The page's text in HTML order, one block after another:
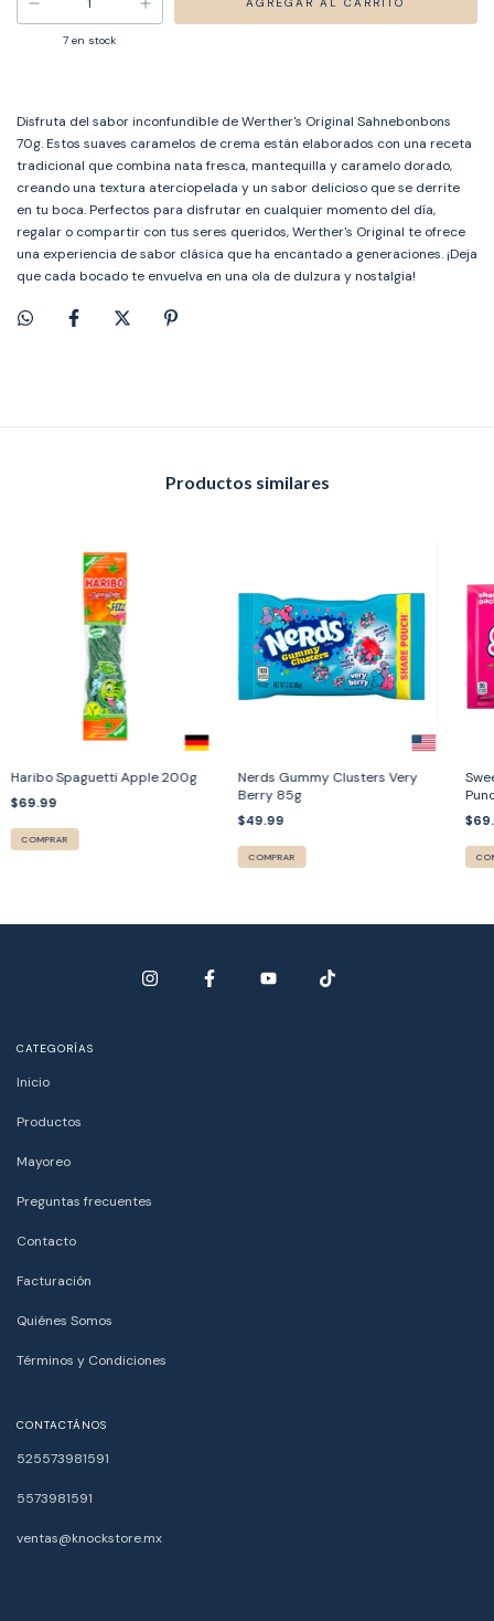
7 en stock
Disfruta del sabor inconfundible de Werther's Original Sahnebonbons
70g. Estos suaves caramelos de crema están elaborados con una receta
tradicional que combina nata fresca, mantequilla y caramelo dorado,
creando una textura aterciopelada y un sabor delicioso que se derrite
en tu boca. Perfectos para disfrutar en cualquier momento del día,
regalar o compartir con tus seres queridos, Werther's Original te ofrece
una experiencia de sabor clásica que ha encantado a generaciones. ¡Deja
que cada bocado te envuelva en una ola de dulzura y nostalgia!
Productos similares
Haribo Spaguetti Apple 200g
$69.99
COMPRAR
Nerds Gummy Clusters Very
Berry 85g
$49.99
COMPRAR
CATEGORÍAS
Inicio
Productos
Mayoreo
Preguntas frecuentes
Contacto
Facturación
Quiénes Somos
Términos y Condiciones
CONTACTÁNOS
525573981591
5573981591
ventas@knockstore.mx